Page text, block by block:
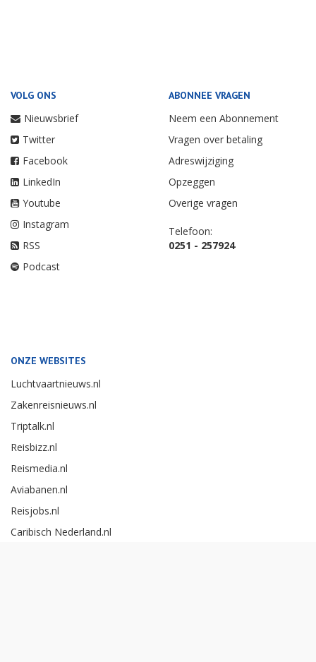
VOLG ONS
Nieuwsbrief
Twitter
Facebook
LinkedIn
Youtube
Instagram
RSS
Podcast
ABONNEE VRAGEN
Neem een Abonnement
Vragen over betaling
Adreswijziging
Opzeggen
Overige vragen
Telefoon:
0251 - 257924
ONZE WEBSITES
Luchtvaartnieuws.nl
Zakenreisnieuws.nl
Triptalk.nl
Reisbizz.nl
Reismedia.nl
Aviabanen.nl
Reisjobs.nl
Caribisch Nederland.nl